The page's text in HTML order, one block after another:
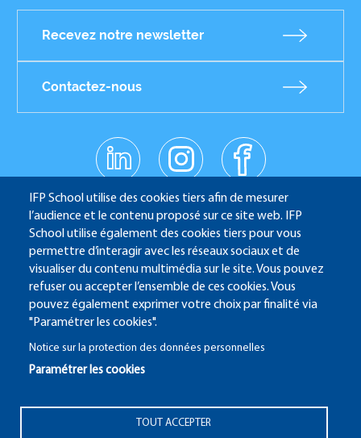
IFP School utilise des cookies tiers afin de mesurer
l’audience et le contenu proposé sur ce site web. IFP
School utilise également des cookies tiers pour vous
permettre d’interagir avec les réseaux sociaux et de
visualiser du contenu multimédia sur le site. Vous pouvez
refuser ou accepter l’ensemble de ces cookies. Vous
pouvez également exprimer votre choix par finalité via
"Paramétrer les cookies".
Notice sur la protection des données personnelles
Paramétrer les cookies
TOUT ACCEPTER
Recevez notre newsletter
Contactez-nous
Réseaux
sociaux
linkedin
instagr
am
facebo
ok
youtub
e
IFP School - 232 Avenue Napoléon Bonaparte - 92852
Rueil-Malmaison